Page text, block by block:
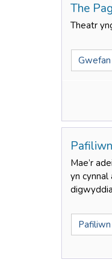
The
Theatr
Mae’r
yn